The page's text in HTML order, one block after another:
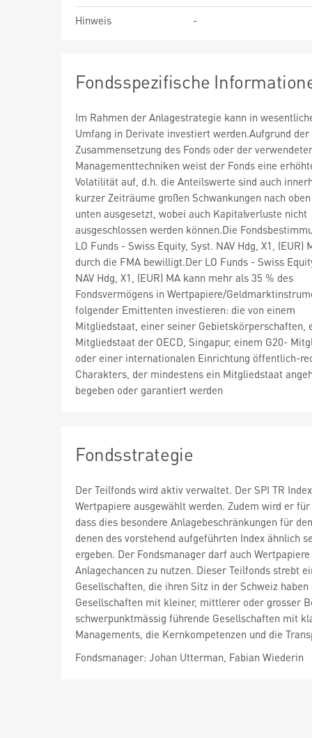
Hinweis
-
Fondsspezifische
Im Rahmen der Anlagestrategie kann in
Umfang in Derivate investiert werden.Aufgrund der
Zusammensetzung des Fonds oder der
Managementtechniken weist der Fonds eine
Volatilität auf, d.h. die Anteilswerte sind auch
kurzer Zeiträume großen Schwankungen nach
unten ausgesetzt, wobei auch Kapitalverluste nicht
ausgeschlossen werden können.Die
LO Funds - Swiss Equity, Syst. NAV Hdg, X1, (EUR)
durch die FMA bewilligt.Der LO Funds - Swiss
NAV Hdg, X1, (EUR) MA kann mehr als 35 % des
Fondsvermögens in Wertpapiere/
folgender Emittenten investieren: die von einem
Mitgliedstaat, einer seiner Gebietskörperschaften,
Mitgliedstaat der OECD, Singapur, einem G20-
oder einer internationalen Einrichtung öffentlich-
Charakters, der mindestens ein Mitgliedstaat
begeben oder garantiert werden
Fondsstrategie
Der Teilfonds wird aktiv verwaltet. Der SPI TR
Wertpapiere ausgewählt werden. Zudem wird er
dass dies besondere Anlagebeschränkungen für
denen des vorstehend aufgeführten Index ähnlich
ergeben. Der Fondsmanager darf auch
Anlagechancen zu nutzen. Dieser Teilfonds strebt
Gesellschaften, die ihren Sitz in der Schweiz
Gesellschaften mit kleiner, mittlerer oder grosser
schwerpunktmässig führende Gesellschaften mit
Managements, die Kernkompetenzen und die
Fondsmanager: Johan Utterman, Fabian Wiederin